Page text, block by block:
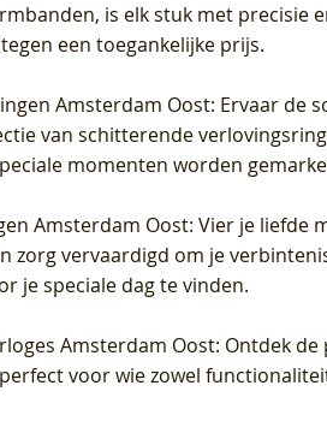
is elk stuk met precisie
een toegankelijke prijs.
Amsterdam Oost: Ervaar de
van schitterende
momenten worden
Amsterdam Oost: Vier je liefde
zorg vervaardigd om je
je speciale dag te vinden.
Amsterdam Oost: Ontdek
voor wie zowel